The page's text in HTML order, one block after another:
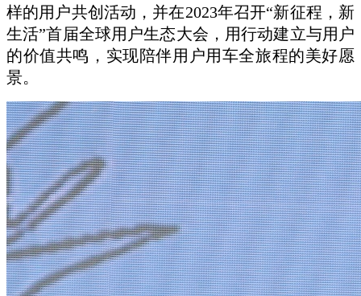
样的用户共创活动，并在2023年召开“新征程，新
生活”首届全球用户生态大会，用行动建立与用户
的价值共鸣，实现陪伴用户用车全旅程的美好愿
景。